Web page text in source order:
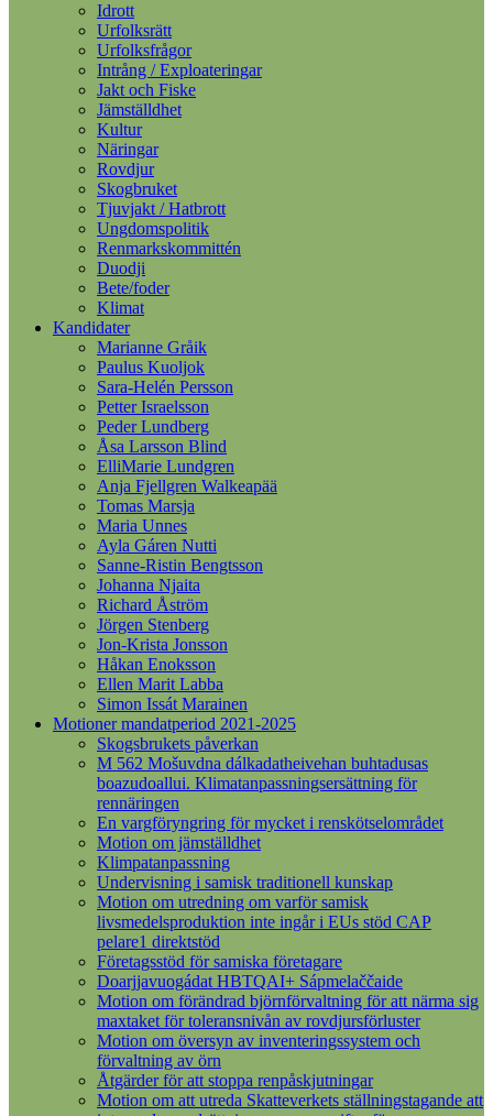
Idrott
Urfolksrätt
Urfolksfrågor
Intrång / Exploateringar
Jakt och Fiske
Jämställdhet
Kultur
Näringar
Rovdjur
Skogbruket
Tjuvjakt / Hatbrott
Ungdomspolitik
Renmarkskommittén
Duodji
Bete/foder
Klimat
Kandidater
Marianne Gråik
Paulus Kuoljok
Sara-Helén Persson
Petter Israelsson
Peder Lundberg
Åsa Larsson Blind
ElliMarie Lundgren
Anja Fjellgren Walkeapää
Tomas Marsja
Maria Unnes
Ayla Gáren Nutti
Sanne-Ristin Bengtsson
Johanna Njaita
Richard Åström
Jörgen Stenberg
Jon-Krista Jonsson
Håkan Enoksson
Ellen Marit Labba
Simon Issát Marainen
Motioner mandatperiod 2021-2025
Skogsbrukets påverkan
M 562 Mošuvdna dálkadatheivehan buhtadusas
boazudoallui. Klimatanpassningsersättning för
rennäringen
En vargföryngring för mycket i renskötselområdet
Motion om jämställdhet
Klimpatanpassning
Undervisning i samisk traditionell kunskap
Motion om utredning om varför samisk
livsmedelsproduktion inte ingår i EUs stöd CAP
pelare1 direktstöd
Företagsstöd för samiska företagare
Doarjjavuogádat HBTQAI+ Sápmelaččaide
Motion om förändrad björnförvaltning för att närma sig
maxtaket för toleransnivån av rovdjursförluster
Motion om översyn av inventeringssystem och
förvaltning av örn
Åtgärder för att stoppa renpåskjutningar
Motion om att utreda Skatteverkets ställningstagande att